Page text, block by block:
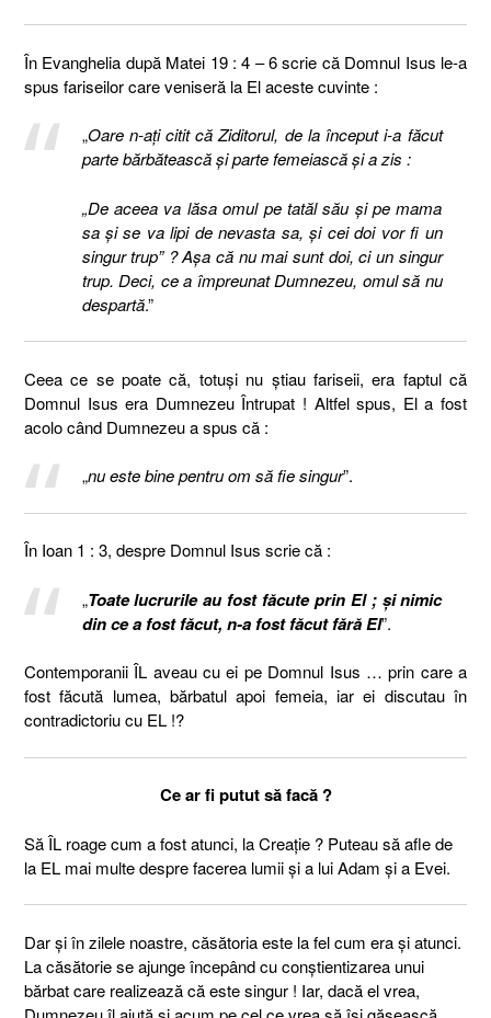
În Evanghelia după Matei 19 : 4 – 6 scrie că Domnul Isus le-a
spus fariseilor care veniseră la El aceste cuvinte :
„Oare n-aţi citit că Ziditorul, de la început i-a făcut
parte bărbătească şi parte femeiască şi a zis :
„De aceea va lăsa omul pe tatăl său şi pe mama
sa şi se va lipi de nevasta sa, şi cei doi vor fi un
singur trup” ? Aşa că nu mai sunt doi, ci un singur
trup. Deci, ce a împreunat Dumnezeu, omul să nu
despartă.”
Ceea ce se poate că, totuși nu știau fariseii, era faptul că
Domnul Isus era Dumnezeu Întrupat ! Altfel spus, El a fost
acolo când Dumnezeu a spus că :
„nu este bine pentru om să fie singur”.
În Ioan 1 : 3, despre Domnul Isus scrie că :
„Toate lucrurile au fost făcute prin El ; şi nimic
din ce a fost făcut, n-a fost făcut fără El”.
Contemporanii ÎL aveau cu ei pe Domnul Isus … prin care a
fost făcută lumea, bărbatul apoi femeia, iar ei discutau în
contradictoriu cu EL !?
Ce ar fi putut să facă ?
Să ÎL roage cum a fost atunci, la Creație ? Puteau să afle de
la EL mai multe despre facerea lumii și a lui Adam și a Evei.
Dar și în zilele noastre, căsătoria este la fel cum era și atunci.
La căsătorie se ajunge începând cu conștientizarea unui
bărbat care realizează că este singur ! Iar, dacă el vrea,